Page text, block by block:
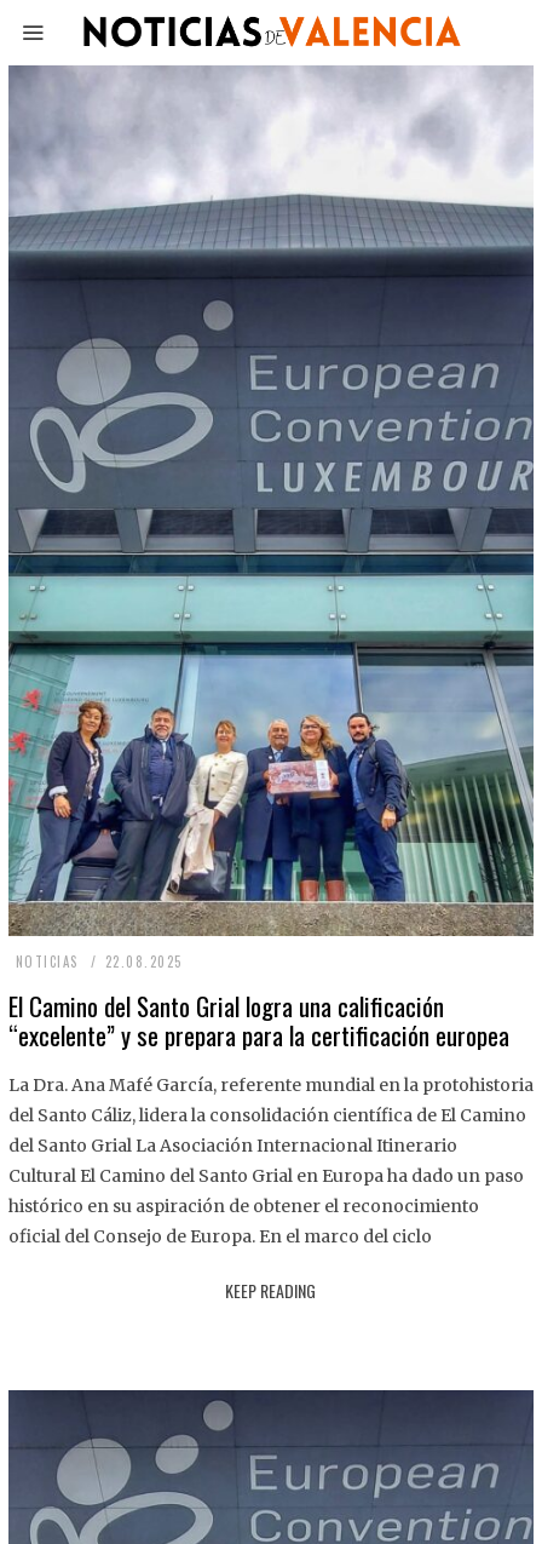
NOTICIAS 22.08.2025
.
8
2
2
El Camino del Santo Grial logra una calificación
“excelente” y se prepara para la certificación europea
La Dra. Ana Mafé García, referente mundial en la protohistoria
del Santo Cáliz, lidera la consolidación científica de El Camino
del Santo Grial La Asociación Internacional Itinerario
Cultural El Camino del Santo Grial en Europa ha dado un paso
histórico en su aspiración de obtener el reconocimiento
oficial del Consejo de Europa. En el marco del ciclo
KEEP READING